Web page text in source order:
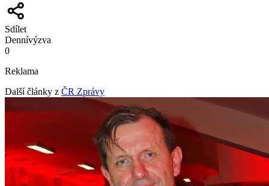
Sdílet
Dennívýzva
0
Reklama
Další články z ČR Zprávy